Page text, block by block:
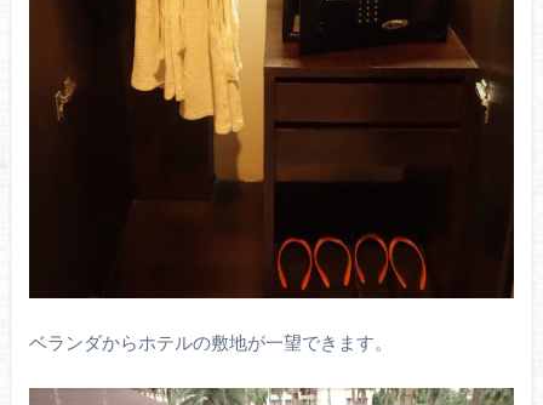
ベランダからホテルの敷地が一望できます。